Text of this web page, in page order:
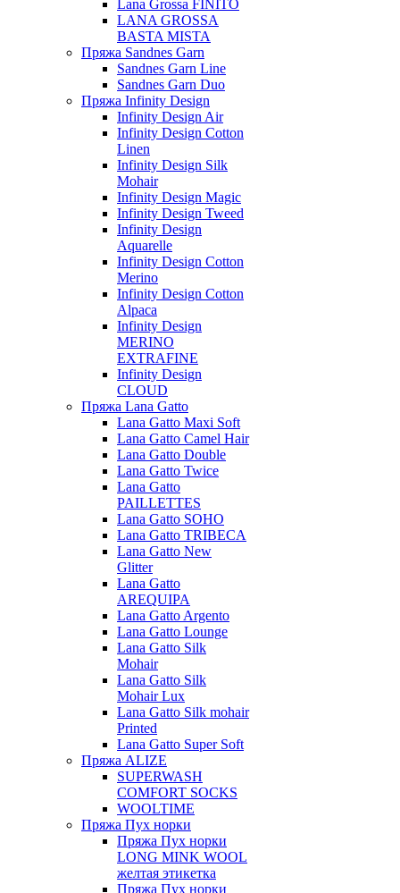
Lana Grossa FINITO
LANA GROSSA
BASTA MISTA
Пряжа Sandnes Garn
Sandnes Garn Line
Sandnes Garn Duo
Пряжа Infinity Design
Infinity Design Air
Infinity Design Cotton
Linen
Infinity Design Silk
Mohair
Infinity Design Magic
Infinity Design Tweed
Infinity Design
Aquarelle
Infinity Design Cotton
Merino
Infinity Design Cotton
Alpaca
Infinity Design
MERINO
EXTRAFINE
Infinity Design
CLOUD
Пряжа Lana Gatto
Lana Gatto Maxi Soft
Lana Gatto Camel Hair
Lana Gatto Double
Lana Gatto Twice
Lana Gatto
PAILLETTES
Lana Gatto SOHO
Lana Gatto TRIBECA
Lana Gatto New
Glitter
Lana Gatto
AREQUIPA
Lana Gatto Argento
Lana Gatto Lounge
Lana Gatto Silk
Mohair
Lana Gatto Silk
Mohair Lux
Lana Gatto Silk mohair
Printed
Lana Gatto Super Soft
Пряжа ALIZE
SUPERWASH
COMFORT SOCKS
WOOLTIME
Пряжа Пух норки
Пряжа Пух норки
LONG MINK WOOL
желтая этикетка
Пряжа Пух норки